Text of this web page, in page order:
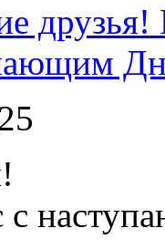
друзья!
с